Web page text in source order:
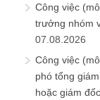
Công việc
trưởng nhóm
07.08.2026
Công việc
phó tổng
hoặc giám